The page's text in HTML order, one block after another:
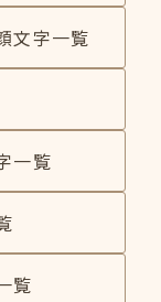
文字一覧
一覧
覧